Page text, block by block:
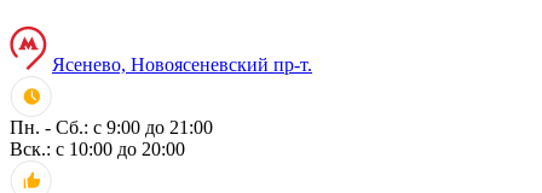
Ясенево, Новоясеневский пр-т.
Пн. - Сб.: с 9:00 до 21:00
Вск.: с 10:00 до 20:00